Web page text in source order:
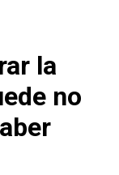
la
no